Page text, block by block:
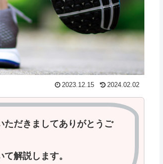
2023.12.15 2024.02.02
ただきましてありがとうご
解説します。